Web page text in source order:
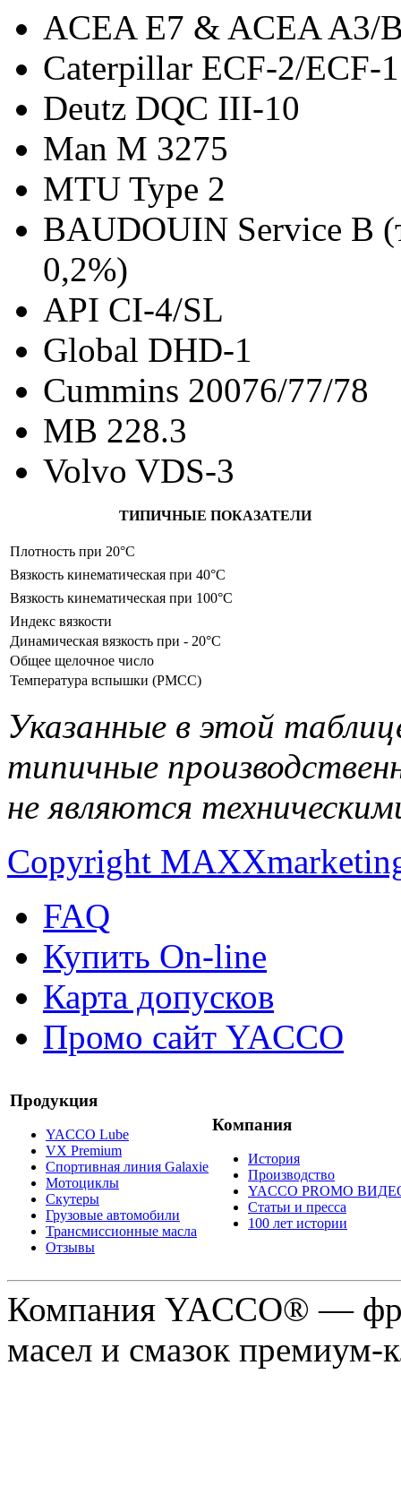
ACEA E7 & ACEA A3/
Caterpillar ECF-2/ECF-1
Deutz DQC III-10
Man M 3275
MTU Type 2
BAUDOUIN Service B
0,2%)
API CI-4/SL
Global DHD-1
Cummins 20076/77/78
MB 228.3
Volvo VDS-3
ТИПИЧНЫЕ ПОКАЗАТЕЛИ
Плотность при 20°C
Вязкость кинематическая при 40°C
Вязкость кинематическая при 100°C
Индекс вязкости
Динамическая вязкость при - 20°C
Общее щелочное число
Температура вспышки (PMCC)
Указанные в этой
типичные
не являются
Copyright
FAQ
Купить On-line
Карта допусков
Промо сайт YACCO
Продукция
YACCO Lube
VX Premium
Спортивная линия Galaxie
Мотоциклы
Скутеры
Грузовые автомобили
Трансмиссионные масла
Отзывы
Компания
История
Производство
YACCO PROMO
Статьи и пресса
100 лет истории
Компания YACCO® —
масел и смазок премиум-